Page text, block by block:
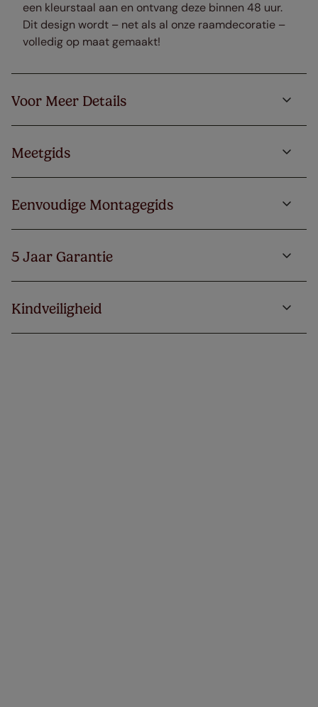
een kleurstaal aan en ontvang deze binnen 48 uur.
Dit design wordt – net als al onze raamdecoratie –
volledig op maat gemaakt!
Voor Meer Details
Meetgids
Eenvoudige Montagegids
5 Jaar Garantie
Kindveiligheid